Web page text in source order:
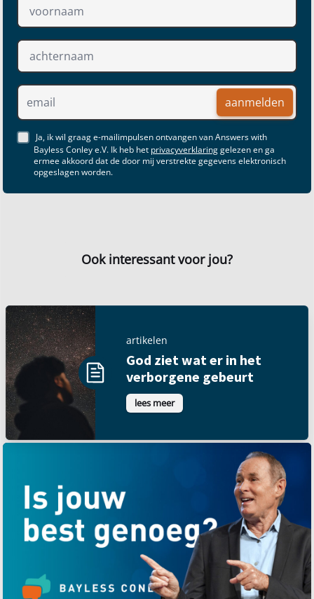
aanmelden
Ja, ik wil graag e-mailimpulsen ontvangen van Answers with
Bayless Conley e.V. Ik heb het privacyverklaringgelezen en ga
ermee akkoord dat de door mij verstrekte gegevens elektronisch
opgeslagen worden.
Ook interessant voor jou?
artikelen
God ziet wat er in het
verborgene gebeurt
lees meer